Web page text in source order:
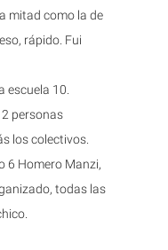
mitad como la de
rápido. Fui
escuela 10.
personas
los colectivos.
6 Homero Manzi,
todas las